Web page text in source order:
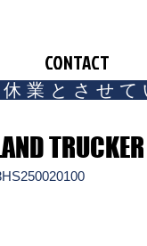
CONTACT
業とさせて